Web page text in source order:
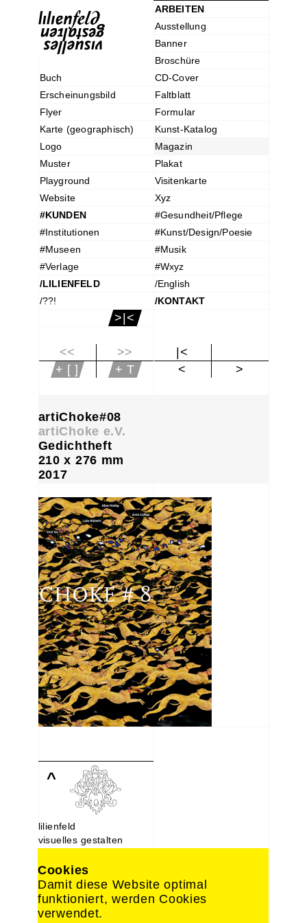
ARBEITEN
Ausstellung
Banner
Broschüre
Buch
CD-Cover
Erscheinungsbild
Faltblatt
Flyer
Formular
Karte (geographisch)
Kunst-Katalog
Logo
Magazin
Muster
Plakat
Playground
Visitenkarte
Website
Xyz
#KUNDEN
#Gesundheit/Pflege
#Institutionen
#Kunst/Design/Poesie
#Museen
#Musik
#Verlage
#Wxyz
/LILIENFELD
/English
/??!
/KONTAKT
>|<
<<
>>
+ [ ]
+ T
|<
<
>
artiChoke#08
artiChoke e.V.
Gedichtheft
210 x 276 mm
2017
^
lilienfeld
visuelles gestalten
10969 Berlin
030. 214 66 488
0176. 221 22 892
design@lilien-feld.de
Cookies
Damit diese Website optimal
funktioniert, werden Cookies
verwendet.